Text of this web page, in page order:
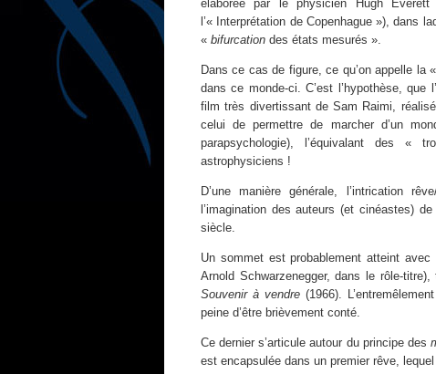
élaborée par le physicien Hugh
l’« Interprétation de Copenhague »), dans
« bifurcation des états mesurés ».
Dans ce cas de figure, ce qu’on appelle
dans ce monde-ci. C’est l’hypothèse, que
film très divertissant de Sam Raimi,
celui de permettre de marcher d’un
parapsychologie), l’équivalant des «
astrophysiciens !
D’une manière générale, l’intrication
l’imagination des auteurs (et cinéastes)
siècle.
Un sommet est probablement atteint avec
Arnold Schwarzenegger, dans le rôle-
Souvenir à vendre (1966).
peine d’être brièvement conté.
Ce dernier s’articule autour du principe des
est encapsulée dans un premier rêve,